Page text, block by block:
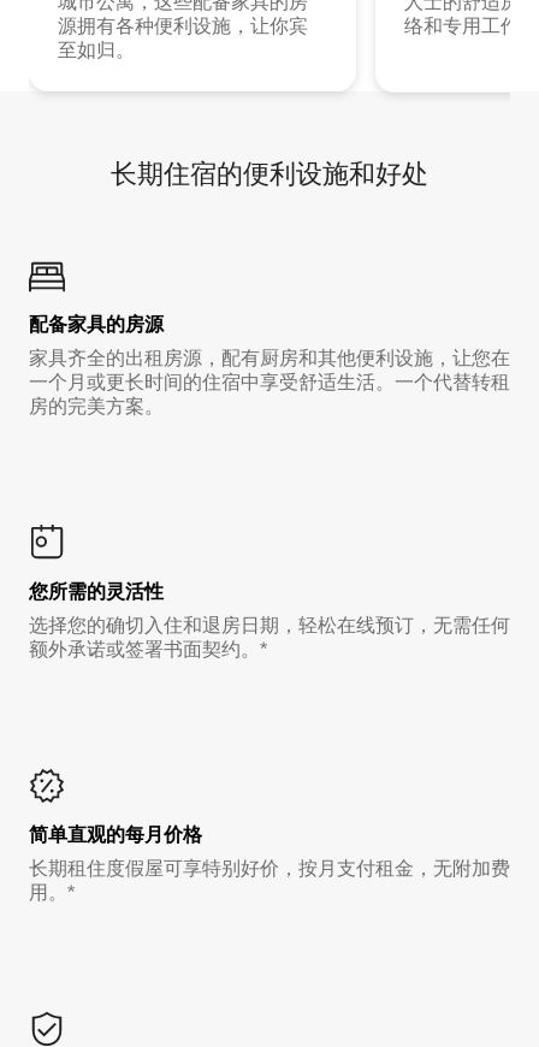
源拥有各种便利设施，让你宾
至如归。
络和专用工作
长期住宿的便利设施和好处
配备家具的房源
家具齐全的出租房源，配有厨房和其他便利设施，让您在
一个月或更长时间的住宿中享受舒适生活。一个代替转租
房的完美方案。
您所需的灵活性
选择您的确切入住和退房日期，轻松在线预订，无需任何
额外承诺或签署书面契约。*
简单直观的每月价格
长期租住度假屋可享特别好价，按月支付租金，无附加费
用。*